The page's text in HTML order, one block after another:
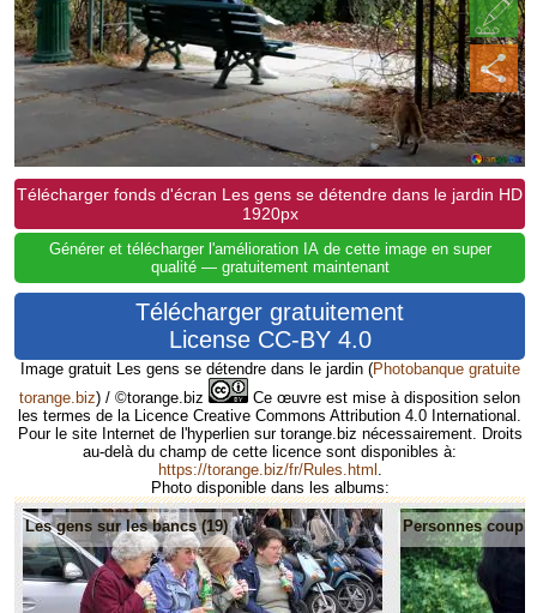
Télécharger fonds d'écran Les gens se détendre dans le jardin HD
1920px
Générer et télécharger l'amélioration IA de cette image en super
qualité — gratuitement maintenant
Télécharger gratuitement
License CC-BY 4.0
Image gratuit Les gens se détendre dans le jardin (Photobanque gratuite
torange.biz) / ©torange.biz
Ce œuvre est mise à disposition selon
les termes de la Licence Creative Commons Attribution 4.0 International.
Pour le site Internet de l'hyperlien sur torange.biz nécessairement. Droits
au-delà du champ de cette licence sont disponibles à:
https://torange.biz/fr/Rules.html
Photo disponible dans les albums:
Les gens sur les bancs (19) Personnes